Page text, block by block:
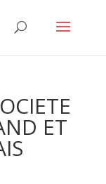
ET